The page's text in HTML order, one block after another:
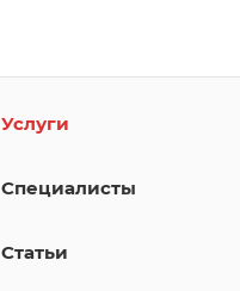
Услуги
Специалисты
Статьи